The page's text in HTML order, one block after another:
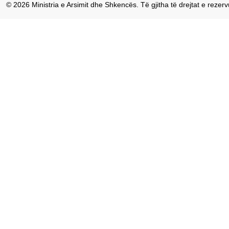
© 2026 Ministria e Arsimit dhe Shkencës. Të gjitha të drejtat e